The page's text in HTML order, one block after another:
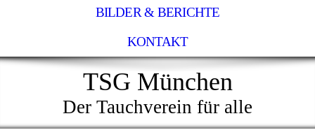
BILDER & BERICHTE
KONTAKT
TSG München
Der Tauchverein für alle